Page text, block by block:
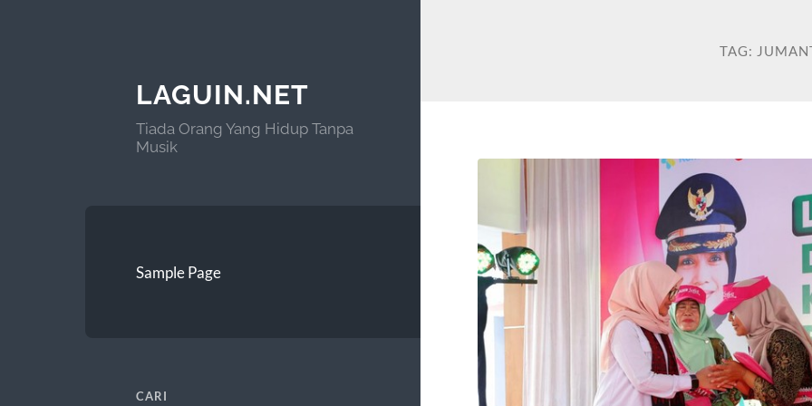
LAGUIN.NET
Tiada Orang Yang Hidup Tanpa
Musik
Sample Page
CARI
TAG: